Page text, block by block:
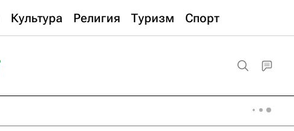
Культура Религия Туризм Спорт